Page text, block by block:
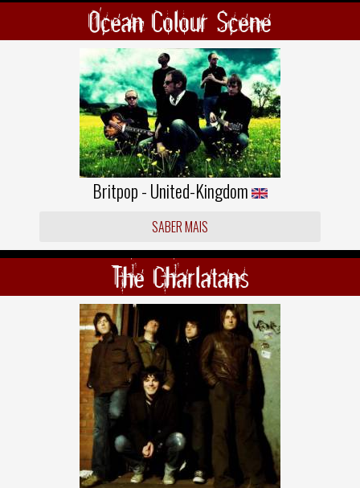
Ocean Colour Scene
Britpop - United-Kingdom
SABER MAIS
The Charlatans